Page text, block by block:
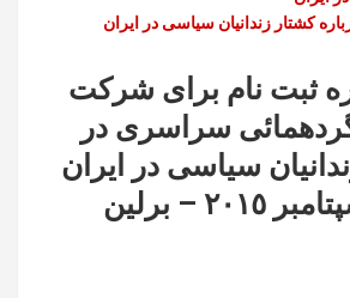
کشتار زندانیان سیاسی در ایران
ثبت نام برای شرکت
سراسری در
سیاسی در ایران